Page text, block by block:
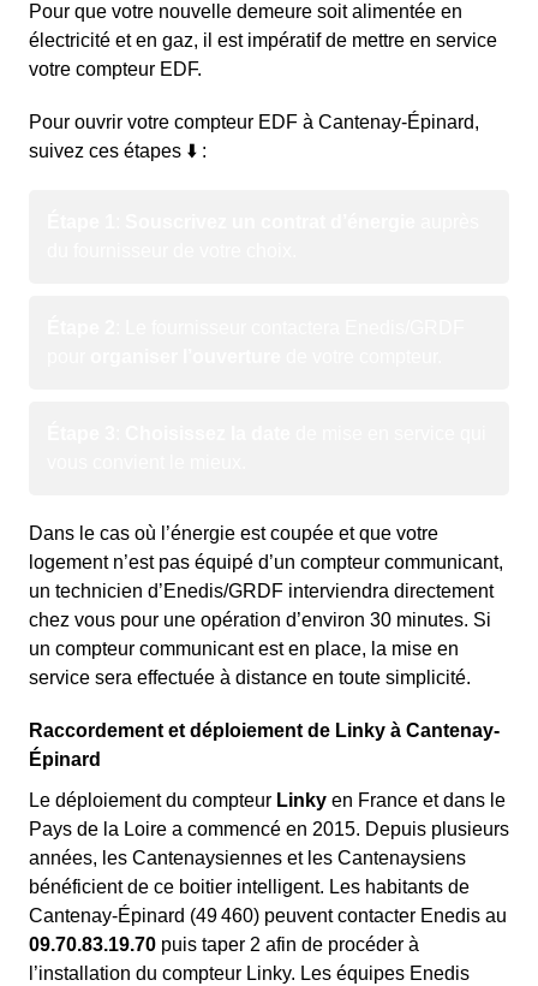
Pour que votre nouvelle demeure soit alimentée en
électricité et en gaz, il est impératif de mettre en service
votre compteur EDF.
Pour ouvrir votre compteur EDF à Cantenay-Épinard,
suivez ces étapes ⬇️ :
Dans le cas où l’énergie est coupée et que votre
logement n’est pas équipé d’un compteur communicant,
un technicien d’Enedis/GRDF interviendra directement
chez vous pour une opération d’environ 30 minutes. Si
un compteur communicant est en place, la mise en
service sera effectuée à distance en toute simplicité.
Raccordement et déploiement de Linky à Cantenay-
Épinard
Le déploiement du compteur Linky en France et dans le
Pays de la Loire a commencé en 2015. Depuis plusieurs
années, les Cantenaysiennes et les Cantenaysiens
bénéficient de ce boitier intelligent. Les habitants de
Cantenay-Épinard (49 460) peuvent contacter Enedis au
09.70.83.19.70 puis taper 2 afin de procéder à
l’installation du compteur Linky. Les équipes Enedis